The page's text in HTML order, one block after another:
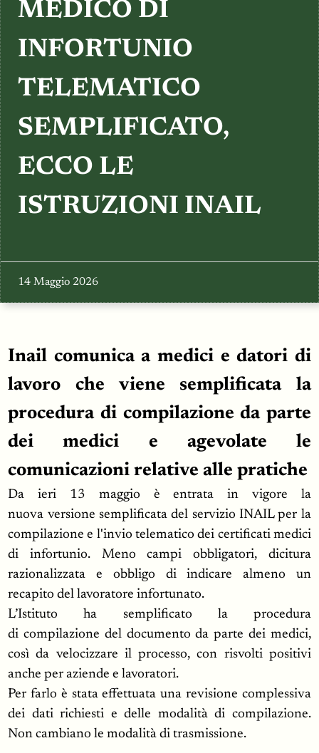
TESTIMONIANZE
MEDICO DI
INFORTUNIO
TELEMATICO
SEMPLIFICATO,
ECCO LE
ISTRUZIONI INAIL
14 Maggio 2026
Inail comunica a medici e datori di
lavoro che viene semplificata la
procedura di compilazione da parte
dei medici e agevolate le
comunicazioni relative alle pratiche
Da ieri 13 maggio è entrata in vigore la
nuova versione semplificata del servizio INAIL per la
compilazione e l'invio telematico dei certificati medici
di infortunio. Meno campi obbligatori, dicitura
razionalizzata e obbligo di indicare almeno un
recapito del lavoratore infortunato.
L’Istituto ha semplificato la procedura
di compilazione del documento da parte dei medici,
così da velocizzare il processo, con risvolti positivi
anche per aziende e lavoratori.
Per farlo è stata effettuata una revisione complessiva
dei dati richiesti e delle modalità di compilazione.
Non cambiano le modalità di trasmissione.